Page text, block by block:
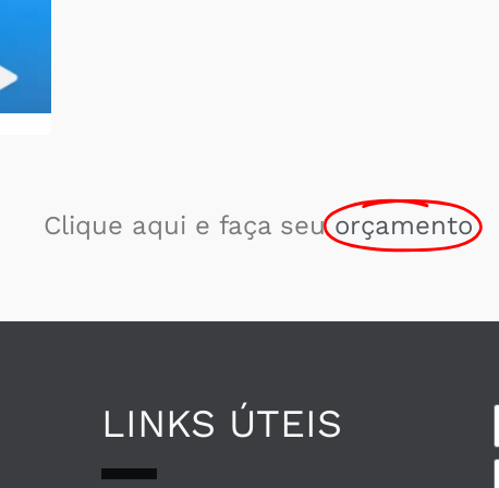
Clique aqui e faça seu orçamento
LINKS ÚTEIS